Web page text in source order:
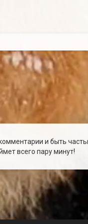
и быть
всего пару минут!